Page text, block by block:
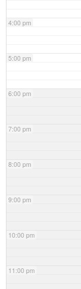
4:00 pm
5:00 pm
6:00 pm
7:00 pm
8:00 pm
9:00 pm
10:00 pm
11:00 pm